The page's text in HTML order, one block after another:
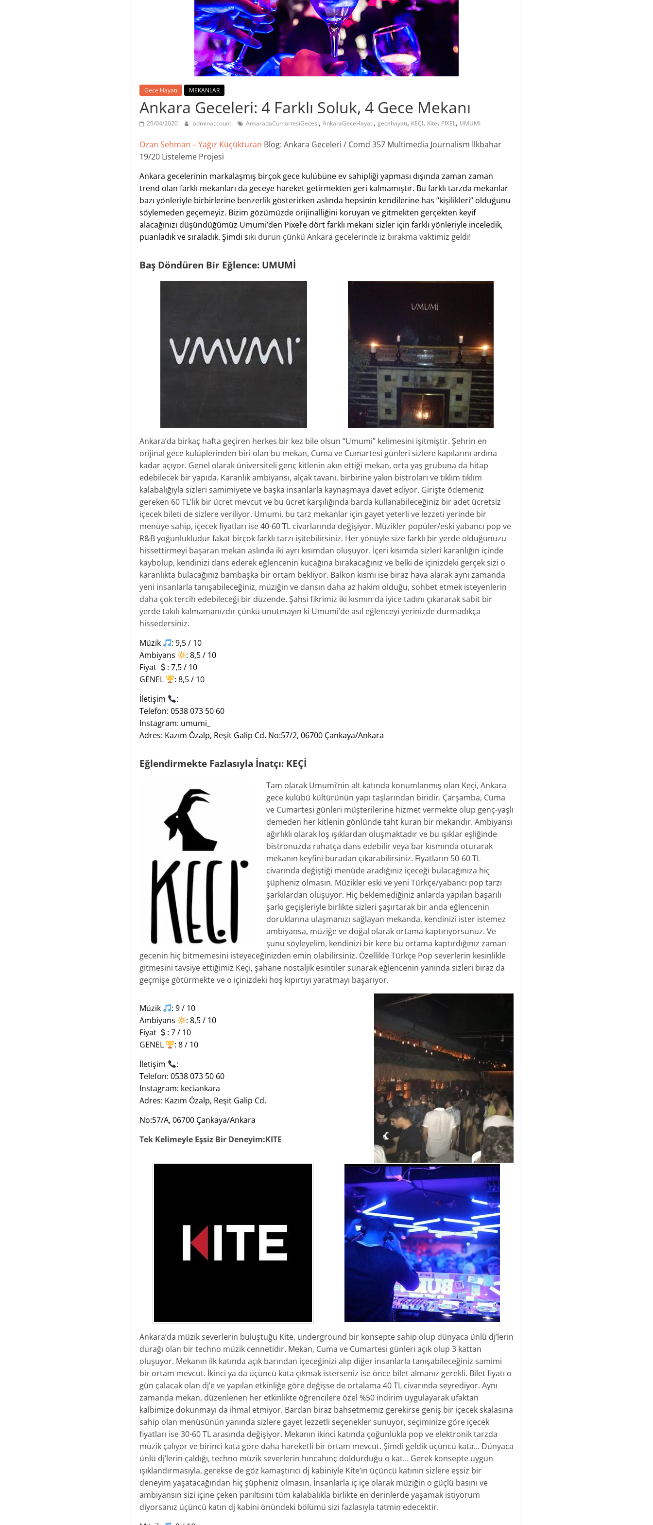
Gece Hayatı MEKANLAR
Ankara Geceleri: 4 Farklı Soluk, 4 Gece Mekanı
20/04/2020 adminaccount AnkaradaCumartesiGecesi, AnkaraGeceHayatı, gecehayatı, KEÇI, Kite, PIXEL, UMUMI
Ozan Sehman – Yağız Küçükturan Blog: Ankara Geceleri / Comd 357 Multimedia Journalism İlkbahar
19/20 Listeleme Projesi
Ankara gecelerinin markalaşmış birçok gece kulübüne ev sahipliği yapması dışında zaman zaman
trend olan farklı mekanları da geceye hareket getirmekten geri kalmamıştır. Bu farklı tarzda mekanlar
bazı yönleriyle birbirlerine benzerlik gösterirken aslında hepsinin kendilerine has “kişilikleri” olduğunu
söylemeden geçemeyiz. Bizim gözümüzde orijinalliğini koruyan ve gitmekten gerçekten keyif
alacağınızı düşündüğümüz Umumi’den Pixel’e dört farklı mekanı sizler için farklı yönleriyle inceledik,
puanladık ve sıraladık. Şimdi sıkı durun çünkü Ankara gecelerinde iz bırakma vaktimiz geldi!
Baş Döndüren Bir Eğlence: UMUMİ
Ankara’da birkaç hafta geçiren herkes bir kez bile olsun “Umumi” kelimesini işitmiştir. Şehrin en
orijinal gece kulüplerinden biri olan bu mekan, Cuma ve Cumartesi günleri sizlere kapılarını ardına
kadar açıyor. Genel olarak üniversiteli genç kitlenin akın ettiği mekan, orta yaş grubuna da hitap
edebilecek bir yapıda. Karanlık ambiyansı, alçak tavanı, birbirine yakın bistroları ve tıklım tıklım
kalabalığıyla sizleri samimiyete ve başka insanlarla kaynaşmaya davet ediyor. Girişte ödemeniz
gereken 60 TL’lik bir ücret mevcut ve bu ücret karşılığında barda kullanabileceğiniz bir adet ücretsiz
içecek bileti de sizlere veriliyor. Umumi, bu tarz mekanlar için gayet yeterli ve lezzeti yerinde bir
menüye sahip, içecek fiyatları ise 40-60 TL civarlarında değişiyor. Müzikler popüler/eski yabancı pop ve
R&B yoğunlukludur fakat birçok farklı tarzı işitebilirsiniz. Her yönüyle size farklı bir yerde olduğunuzu
hissettirmeyi başaran mekan aslında iki ayrı kısımdan oluşuyor. İçeri kısımda sizleri karanlığın içinde
kaybolup, kendinizi dans ederek eğlencenin kucağına bırakacağınız ve belki de içinizdeki gerçek sizi o
karanlıkta bulacağınız bambaşka bir ortam bekliyor. Balkon kısmı ise biraz hava alarak aynı zamanda
yeni insanlarla tanışabileceğiniz, müziğin ve dansın daha az hakim olduğu, sohbet etmek isteyenlerin
daha çok tercih edebileceği bir düzende. Şahsi fikrimiz iki kısmın da iyice tadını çıkararak sabit bir
yerde takılı kalmamanızdır çünkü unutmayın ki Umumi’de asıl eğlenceyi yerinizde durmadıkça
hissedersiniz.
Müzik
: 9,5 / 10
Ambiyans
: 8,5 / 10
Fiyat
: 7,5 / 10
GENEL
: 8,5 / 10
İletişim
:
Telefon: 0538 073 50 60
Instagram: umumi_
Adres: Kazım Özalp, Reşit Galip Cd. No:57/2, 06700 Çankaya/Ankara
Eğlendirmekte Fazlasıyla İnatçı: KEÇİ
Tam olarak Umumi’nin alt katında konumlanmış olan Keçi, Ankara
gece kulübü kültürünün yapı taşlarından biridir. Çarşamba, Cuma
ve Cumartesi günleri müşterilerine hizmet vermekte olup genç-yaşlı
demeden her kitlenin gönlünde taht kuran bir mekandır. Ambiyansı
ağırlıklı olarak loş ışıklardan oluşmaktadır ve bu ışıklar eşliğinde
bistronuzda rahatça dans edebilir veya bar kısmında oturarak
mekanın keyfini buradan çıkarabilirsiniz. Fiyatların 50-60 TL
civarında değiştiği menüde aradığınız içeceği bulacağınıza hiç
şüpheniz olmasın. Müzikler eski ve yeni Türkçe/yabancı pop tarzı
şarkılardan oluşuyor. Hiç beklemediğiniz anlarda yapılan başarılı
şarkı geçişleriyle birlikte sizleri şaşırtarak bir anda eğlencenin
doruklarına ulaşmanızı sağlayan mekanda, kendinizi ister istemez
ambiyansa, müziğe ve doğal olarak ortama kaptırıyorsunuz. Ve
şunu söyleyelim, kendinizi bir kere bu ortama kaptırdığınız zaman
gecenin hiç bitmemesini isteyeceğinizden emin olabilirsiniz. Özellikle Türkçe Pop severlerin kesinlikle
gitmesini tavsiye ettiğimiz Keçi, şahane nostaljik esintiler sunarak eğlencenin yanında sizleri biraz da
geçmişe götürmekte ve o içinizdeki hoş kıpırtıyı yaratmayı başarıyor.
Müzik
: 9 / 10
Ambiyans
: 8,5 / 10
Fiyat
: 7 / 10
GENEL
: 8 / 10
İletişim
:
Telefon: 0538 073 50 60
Instagram: keciankara
Adres: Kazım Özalp, Reşit Galip Cd.
No:57/A, 06700 Çankaya/Ankara
Tek Kelimeyle Eşsiz Bir Deneyim:KITE
Ankara’da müzik severlerin buluştuğu Kite, underground bir konsepte sahip olup dünyaca ünlü dj’lerin
durağı olan bir techno müzik cennetidir. Mekan, Cuma ve Cumartesi günleri açık olup 3 kattan
oluşuyor. Mekanın ilk katında açık barından içeceğinizi alıp diğer insanlarla tanışabileceğiniz samimi
bir ortam mevcut. İkinci ya da üçüncü kata çıkmak isterseniz ise önce bilet almanız gerekli. Bilet fiyatı o
gün çalacak olan dj’e ve yapılan etkinliğe göre değişse de ortalama 40 TL civarında seyrediyor. Aynı
zamanda mekan, düzenlenen her etkinlikte öğrencilere özel %50 indirim uygulayarak ufaktan
kalbimize dokunmayı da ihmal etmiyor. Bardan biraz bahsetmemiz gerekirse geniş bir içecek skalasına
sahip olan menüsünün yanında sizlere gayet lezzetli seçenekler sunuyor, seçiminize göre içecek
fiyatları ise 30-60 TL arasında değişiyor. Mekanın ikinci katında çoğunlukla pop ve elektronik tarzda
müzik çalıyor ve birinci kata göre daha hareketli bir ortam mevcut. Şimdi geldik üçüncü kata… Dünyaca
ünlü dj’lerin çaldığı, techno müzik severlerin hıncahınç doldurduğu o kat… Gerek konsepte uygun
ışıklandırmasıyla, gerekse de göz kamaştırıcı dj kabiniyle Kite‘ın üçüncü katının sizlere eşsiz bir
deneyim yaşatacağından hiç şüpheniz olmasın. İnsanlarla iç içe olarak müziğin o güçlü basını ve
ambiyansın sizi içine çeken parıltısını tüm kalabalıkla birlikte en derinlerde yaşamak istiyorum
diyorsanız üçüncü katın dj kabini önündeki bölümü sizi fazlasıyla tatmin edecektir.